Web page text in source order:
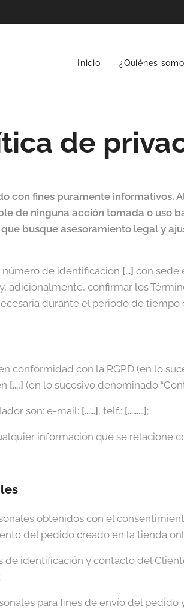
Inicio ¿Quiénes
de
con fines puramente informativos.
de ninguna acción tomada o uso
busque asesoramiento legal y
número de identificación […] con sede
adicionalmente, confirmar los
durante el periodo de tiempo
conformidad con la RGPD (en lo
[….] (en lo sucesivo denominado
son: e-mail: [……] , telf.: [………] ;
información que se relacione
obtenidos con el
del pedido creado en la tienda
de identificación y contacto del
para fines de envío del